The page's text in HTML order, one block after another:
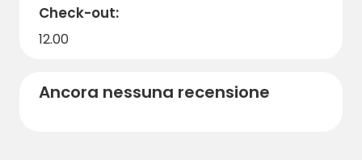
Non aspettate oltre
vostra vacanza al Camping Le Valenty: vi
Check-out:
12.00
Ancora nessuna recensione